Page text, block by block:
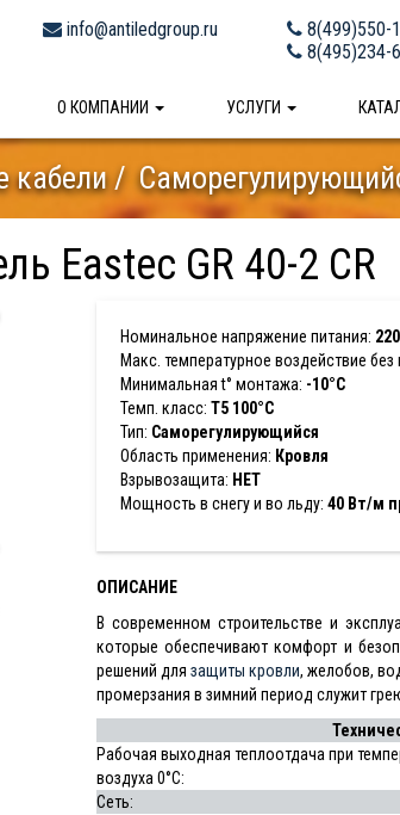
info@antiledgroup.ru
8(499)550-
8(495)234-
О КОМПАНИИ УСЛУГИ
кабели
Eastec GR 40-2 CR
Номинальное напряжение питания:
Макс. температурное воздействие без
Минимальная t° монтажа: -10°С
Темп. класс: Т5 100°С
Тип: Саморегулирующийся
Область применения: Кровля
Взрывозащита: НЕТ
Мощность в снегу и во льду: 40 Вт/м
ОПИСАНИЕ
В современном строительстве и
которые обеспечивают комфорт и
решений для защиты кровли, желобов,
промерзания в зимний период служит
Рабочая выходная теплоотдача при
воздуха 0°С:
Сеть: